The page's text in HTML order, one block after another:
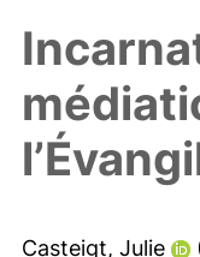
Casteigt, Julie